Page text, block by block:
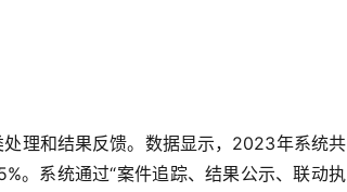
理和结果反馈。数据显示，2023年系统共
。系统通过“案件追踪、结果公示、联动执